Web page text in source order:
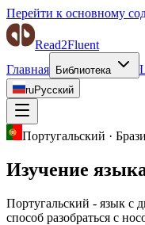
Перейти к основному
Read2Fluent
Главная
Библиотека
ruРусский
Португальский ·
Изучение
Португальский - язык с
способ разобраться с